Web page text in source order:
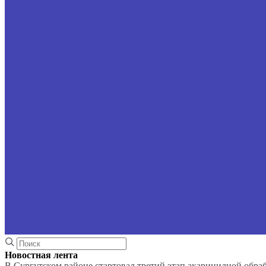
Новостная лента